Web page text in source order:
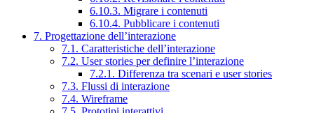
6.10.3. Migrare i contenuti
6.10.4. Pubblicare i contenuti
7. Progettazione dell’interazione
7.1. Caratteristiche dell’interazione
7.2. User stories per definire l’interazione
7.2.1. Differenza tra scenari e user stories
7.3. Flussi di interazione
7.4. Wireframe